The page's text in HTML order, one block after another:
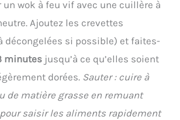
wok à feu vif avec une cuillère à
Ajoutez les crevettes
décongelées si possible) et faites-
minutes jusqu’à ce qu’elles soient
dorées. Sauter : cuire à
de matière grasse en remuant
saisir les aliments rapidement